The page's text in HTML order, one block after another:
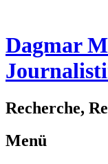
Dagmar
Recherche,
Menü